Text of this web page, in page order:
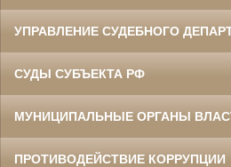
УПРАВЛЕНИЕ СУДЕБНОГО
СУДЫ СУБЪЕКТА РФ
МУНИЦИПАЛЬНЫЕ ОРГАНЫ
ПРОТИВОДЕЙСТВИЕ КОРРУПЦИИ